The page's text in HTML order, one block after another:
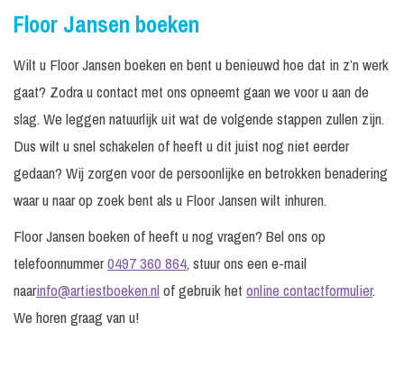
Floor Jansen boeken
Wilt u Floor Jansen boeken en bent u benieuwd hoe dat in z’n werk
gaat? Zodra u contact met ons opneemt gaan we voor u aan de
slag. We leggen natuurlijk uit wat de volgende stappen zullen zijn.
Dus wilt u snel schakelen of heeft u dit juist nog niet eerder
gedaan? Wij zorgen voor de persoonlijke en betrokken benadering
waar u naar op zoek bent als u Floor Jansen wilt inhuren.
Floor Jansen boeken of heeft u nog vragen? Bel ons op
telefoonnummer0497 360 864, stuur ons een e-mail
naarinfo@artiestboeken.nlof gebruik het online contactformulier.
We horen graag van u!